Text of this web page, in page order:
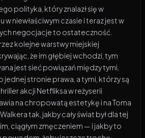
polityka, który znalazł się w
w niewłaściwym czasie i teraz jest w
negocjacje to ostateczność.
kolejne warstwy miejskiej
że im głębiej wchodzi, tym
jest sieć powiązań między tymi,
jednej stronie prawa, a tymi, którzy są
akcji Netfliksa w reżyserii
na chropowatą estetykę i na Toma
tak, jakby cały świat był dla tej
ciągłym zmęczeniem — i jakby to